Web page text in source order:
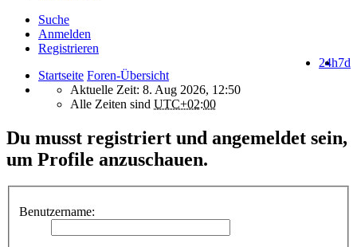
Suche
Anmelden
Registrieren
7d
24h
Startseite Foren-Übersicht
Aktuelle Zeit: 8. Aug 2026, 12:50
Alle Zeiten sind UTC+02:00
Du musst registriert und angemeldet sein,
um Profile anzuschauen.
Benutzername: